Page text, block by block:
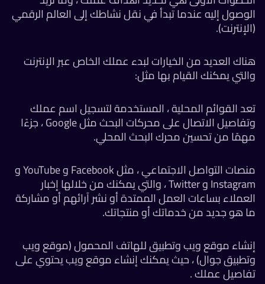
الوصول إليه عندما تبدأ في نقل نشاطك إلى العالم الرقمي
(الإنترنت).
هناك العديد من الخيارات لبدء عملك الخاص عبر الإنترنت
والتي يمكنك القيام بها مثل:
تعد القوائم المحلية ، المستخدمة لتسجيل اسم عملك
وتفاصيل الاتصال على محركات البحث مثل Google ، جزءًا
مهمًا من تحسين محرك البحث المحلي.
منصات التواصل الاجتماعي ، مثل Facebook و YouTube و
Instagram و Twitter ، والتي يمكنك من خلالها إخبار
العملاء بساعات العمل الممتدة أو نشر آرائهم أو مشاركة
ما هو جديد من خدماتك أو منتجاتك.
إنشاء موقع ويب وتطبيق للهاتف المحمول (موقع ويب
وتطبيق جوال) ، حيث يمكنك إنشاء موقع ويب يحتوي على
تفاصيل عملك .